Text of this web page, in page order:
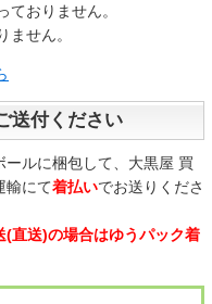
おりません。
せん。
送付ください
ルに梱包して、大黒屋 買
輸にて着払いでお送りくださ
直送)の場合はゆうパック着